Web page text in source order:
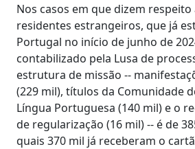
Nos casos em que dizem respeito
residentes estrangeiros, que já
Portugal no início de junho de
contabilizado pela Lusa de
estrutura de missão --
(229 mil), títulos da Comunidade
Língua Portuguesa (140 mil) e o
de regularização (16 mil) -- é de
quais 370 mil já receberam o